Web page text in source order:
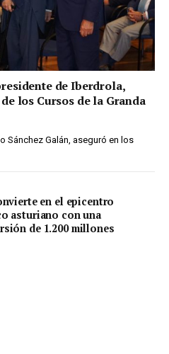
de Iberdrola,
los Cursos de la Granda
Sánchez Galán, aseguró en los
en el epicentro
asturiano con una
de 1.200 millones